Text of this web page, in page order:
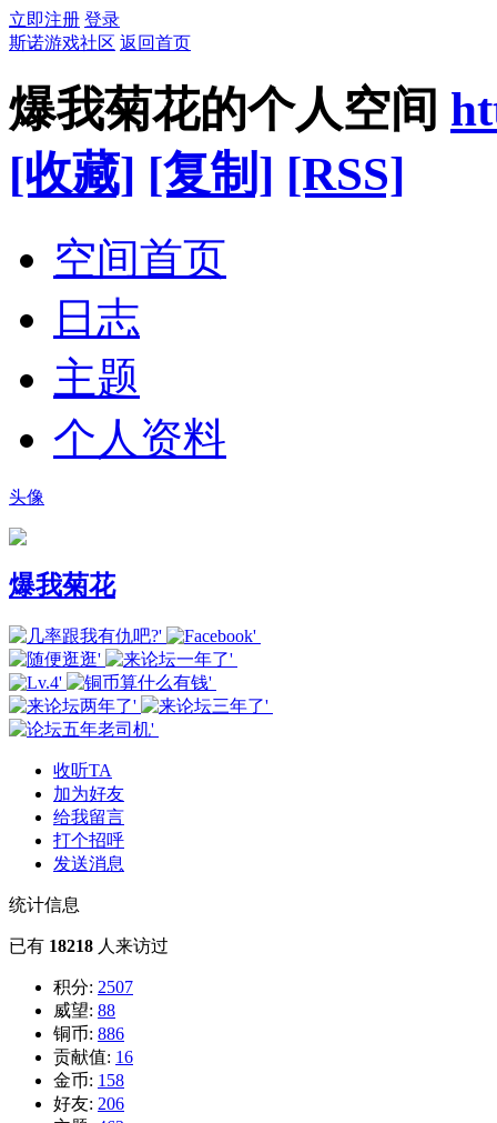
立即注册 登录
斯诺游戏社区 返回首页
爆我菊花的个人空间
[收藏] [复制] [RSS]
空间首页
日志
主题
个人资料
头像
爆我菊花
收听TA
加为好友
给我留言
打个招呼
发送消息
统计信息
已有 18218 人来访过
积分: 2507
威望: 88
铜币: 886
贡献值: 16
金币: 158
好友: 206